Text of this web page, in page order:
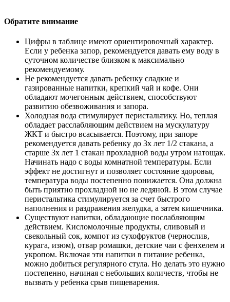
Обратите внимание
Цифры в таблице имеют ориентировочный характер.
Если у ребенка запор, рекомендуется давать ему воду в
суточном количестве близком к максимально
рекомендуемому.
Не рекомендуется давать ребенку сладкие и
газированные напитки, крепкий чай и кофе. Они
обладают мочегонным действием, способствуют
развитию обезвоживания и запора.
Холодная вода стимулирует перистальтику. Но, теплая
обладает расслабляющим действием на мускулатуру
ЖКТ и быстро всасывается. Поэтому, при запоре
рекомендуется давать ребенку до 3х лет 1/2 стакана, а
старше 3х лет 1 стакан прохладной воды утром натощак.
Начинать надо с воды комнатной температуры. Если
эффект не достигнут и позволяет состояние здоровья,
температура воды постепенно понижается. Она должна
быть приятно прохладной но не ледяной. В этом случае
перистальтика стимулируется за счет быстрого
наполнения и раздражения желудка, а затем кишечника.
Существуют напитки, обладающие послабляющим
действием. Кисломолочные продукты, сливовый и
свекольный сок, компот из сухофруктов (чернослив,
курага, изюм), отвар ромашки, детские чаи с фенхелем и
укропом. Включая эти напитки в питание ребенка,
можно добиться регулярного стула. Но делать это нужно
постепенно, начиная с небольших количеств, чтобы не
вызвать у ребенка срыв пищеварения.